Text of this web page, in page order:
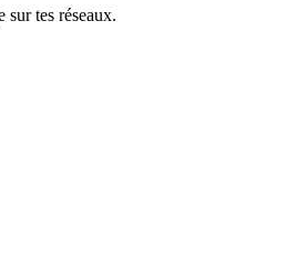
sur tes réseaux.